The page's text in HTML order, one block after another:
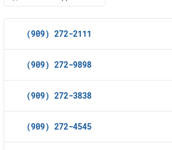
(909) 272-2111
(909) 272-9898
(909) 272-3838
(909) 272-4545